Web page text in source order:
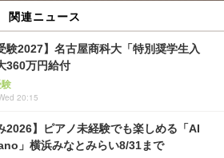
関連ニュース
験2027】名古屋商科大「特別奨学生入
360万円給付
20:15
2026】ピアノ未経験でも楽しめる「AI
」横浜みなとみらい8/31まで